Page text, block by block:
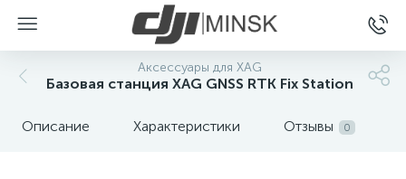
Аксессуары для XAG
Базовая станция XAG GNSS RTK Fix Station
Описание Характеристики Отзывы 0